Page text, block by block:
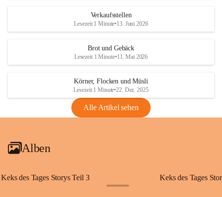
Verkaufsstellen
Lesezeit 1 Minute•13. Juni 2026
Brot und Gebäck
Lesezeit 1 Minute•11. Mai 2026
Körner, Flocken und Müsli
Lesezeit 1 Minute•22. Dez. 2025
Alle Artikel sehen
Alben
Keks des Tages Storys Teil 3 Keks des Tages